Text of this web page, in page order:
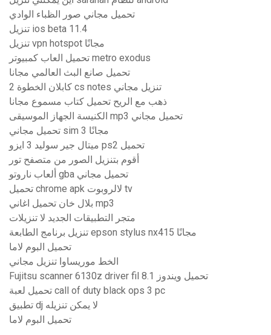
تحميل مجاني صور الظباء الوادي
تنزيل ios beta 11.4
تنزيل vpn hotspot مجانًا
تحميل العاب كمبيوتر metro exodus
تحميل صانع البث العالمي مجانا
كابلان الخطوة 2 cs notes تنزيل مجاني
ذهب مع الريح تحميل كتاب مسموع مجانا
الكنيسة الجهاز الموسيقى mp3 تحميل مجاني
تحميل مجاني sim 3 مجانًا
ميتال جير سوليد 3 ايزو ps2 تحميل
أقوم بتنزيل الصور من متصفح تور
ألعاب ناروتو gba تحميل مجاني
تحميل chrome apk لالروبوت tv
بلال خان تحميل اغاني mp3
متجر التطبيقات الجديد لا تنزيلات
تنزيل برنامج الطابعة epson stylus nx415 مجانًا
تحميل البوم لاما
الخط موريساوا تنزيل مجاني
Fujitsu scanner 6130z driver fil تحميل ويندوز 8.1
تحميل لعبة call of duty black ops 3 pc
تطبيق dj لا يمكن تنزيله
تحميل البوم لاما